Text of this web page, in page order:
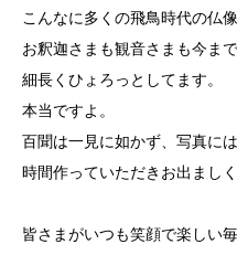
こんなに多くの飛鳥時代の仏
お釈迦さまも観音さまも今ま
細長くひょろっとしてます。
本当ですよ。
百聞は一見に如かず、写真に
時間作っていただきお出ましく
皆さまがいつも笑顔で楽しい